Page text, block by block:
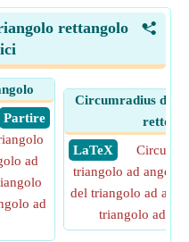
<
rettangolo
​ Partire
ad
ad
Circumradius del
retto
​ LaTeX
triangolo ad angolo
del triangolo ad
triangolo ad